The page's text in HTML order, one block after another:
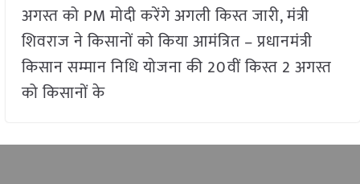
अगस्त को PM मोदी करेंगे अगली किस्त जारी, मंत्री
शिवराज ने किसानों को किया आमंत्रित – प्रधानमंत्री
किसान सम्मान निधि योजना की 20वीं किस्त 2 अगस्त
को किसानों के